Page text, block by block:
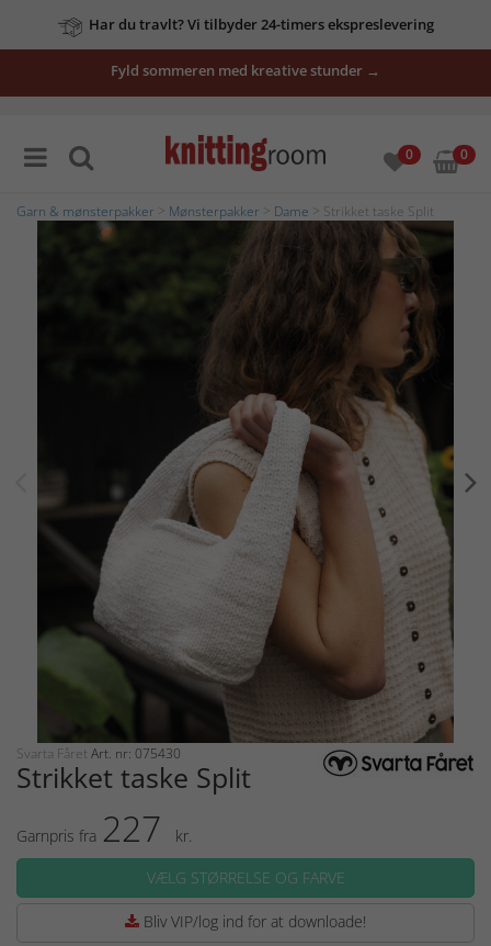
Har du travlt? Vi tilbyder 24-timers ekspreslevering
Fyld sommeren med kreative stunder →
0 0
Garn & mønsterpakker Mønsterpakker Dame > Strikket taske Split
Svarta Fåret Art. nr: 075430
Strikket taske Split
Garnpris fra 227
kr.
VÆLG STØRRELSE OG FARVE
Bliv VIP/log ind for at downloade!